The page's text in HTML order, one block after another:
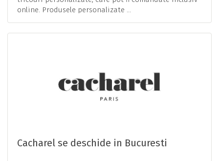
online. Produsele personalizate ...
Cacharel se deschide in Bucuresti